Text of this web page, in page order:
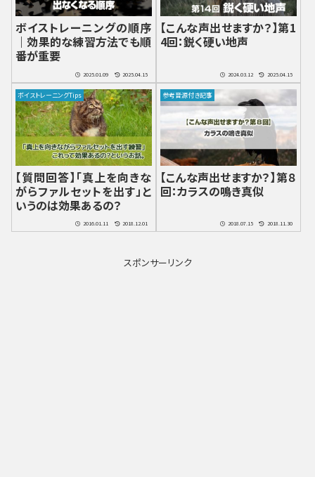
ボイストレーニングの順序
｜効果的な練習方法でも順
番が重要
2025.01.09 2025.04.15
【こんな声出せますか？】第1
4回：鋭く硬い地声
2024.03.12 2025.04.15
ボイストレーニングTips
【質問回答】「真上を向きな
がらファルセットを出す」と
いうのは効果あるの？
2016.01.11 2018.12.01
参考音源付き記事
【こんな声出せますか？】第８
回：カラスの鳴き真似
2018.07.15 2018.11.30
スポンサーリンク